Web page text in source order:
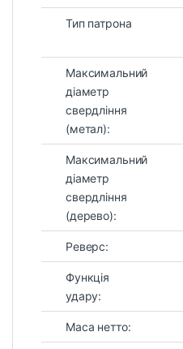
Тип патрона
Максимальний
діаметр
свердління
(метал):
Максимальний
діаметр
свердління
(дерево):
Реверс:
Функція
удару:
Маса нетто: